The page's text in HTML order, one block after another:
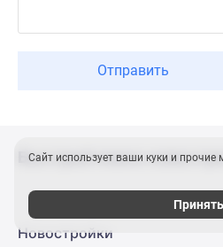
Отправить
Быстрый поиск
Новостройки
Сайт использует ваши куки и прочие
Принять